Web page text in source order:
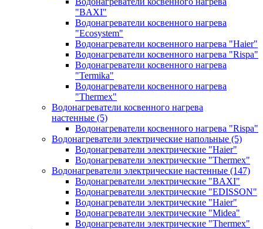
"BAXI"
Водонагреватели косвенного нагрева
"Ecosystem"
Водонагреватели косвенного нагрева "Haier"
Водонагреватели косвенного нагрева "Rispa"
Водонагреватели косвенного нагрева
"Termika"
Водонагреватели косвенного нагрева
"Thermex"
Водонагреватели косвенного нагрева
настенные (5)
Водонагреватели косвенного нагрева "Rispa"
Водонагреватели электрические напольные (5)
Водонагреватели электрические "Haier"
Водонагреватели электрические "Thermex"
Водонагреватели электрические настенные (147)
Водонагреватели электрические "BAXI"
Водонагреватели электрические "EDISSON"
Водонагреватели электрические "Haier"
Водонагреватели электрические "Midea"
Водонагреватели электрические "Thermex"